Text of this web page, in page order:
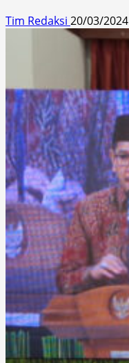
Tim Redaksi 20/03/2024